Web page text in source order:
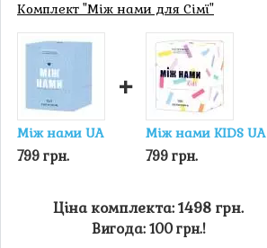
Комплект "Між нами для Сімї"
Між нами UA
799 грн.
+
Між нами KIDS UA
799 грн.
Ціна комплекта: 1498 грн.
Вигода: 100 грн.!